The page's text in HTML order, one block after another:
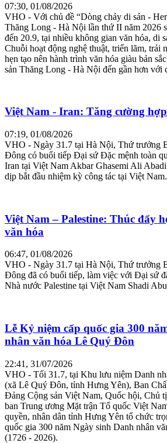
07:30, 01/08/2026
VHO - Với chủ đề “Dòng chảy di sản -
Thăng Long - Hà Nội lần thứ II năm 2026
đến 20.9, tại nhiều không gian văn hóa, di
Chuỗi hoạt động nghệ thuật, triển lãm, trải
hẹn tạo nên hành trình văn hóa giàu bản
sản Thăng Long - Hà Nội đến gần hơn với
Việt Nam - Iran: Tăng cường
07:19, 01/08/2026
VHO - Ngày 31.7 tại Hà Nội, Thứ trưởng
Đông có buổi tiếp Đại sứ Đặc mệnh toàn
Iran tại Việt Nam Akbar Ghasemi Ali
dịp bắt đầu nhiệm kỳ công tác tại Việt Nam.
Việt Nam – Palestine: Thúc đẩy
văn hóa
06:47, 01/08/2026
VHO - Ngày 31.7 tại Hà Nội, Thứ trưởng
Đông đã có buổi tiếp, làm việc với Đại sứ
Nhà nước Palestine tại Việt Nam Shadi
Lễ Kỷ niệm cấp quốc gia 300
nhân văn hóa Lê Quý Đôn
22:41, 31/07/2026
VHO - Tối 31.7, tại Khu lưu niệm Danh
(xã Lê Quý Đôn, tỉnh Hưng Yên), Ban
Đảng Cộng sản Việt Nam, Quốc hội, Chủ
ban Trung ương Mặt trận Tổ quốc Việt
quyền, nhân dân tỉnh Hưng Yên tổ chức
quốc gia 300 năm Ngày sinh Danh nhân
(1726 - 2026).